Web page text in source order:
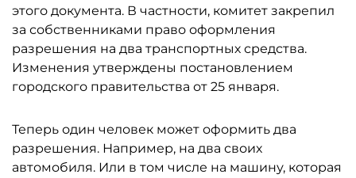
этого документа. В частности, комитет закрепил
за собственниками право оформления
разрешения на два транспортных средства.
Изменения утверждены постановлением
городского правительства от 25 января.
Теперь один человек может оформить два
разрешения. Например, на два своих
автомобиля. Или в том числе на машину, которая